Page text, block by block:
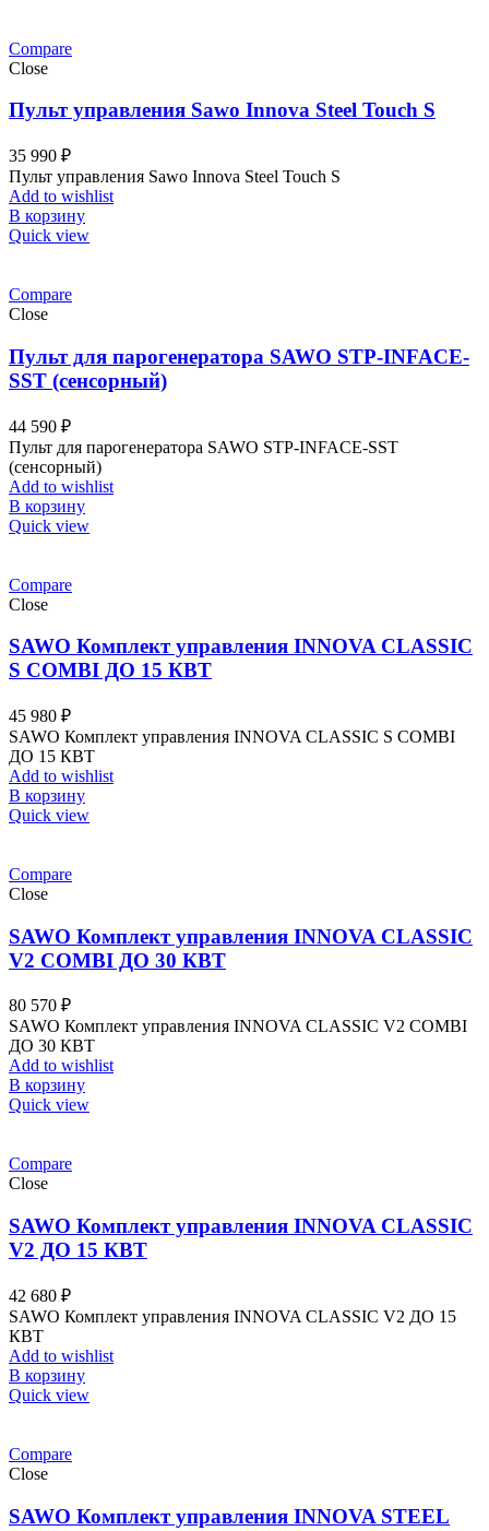
Compare
Close
Пульт управления Sawo Innova Steel Touch S
35 990 ₽
Пульт управления Sawo Innova Steel Touch S
Add to wishlist
В корзину
Quick view
Compare
Close
Пульт для парогенератора SAWO STP-INFACE-
SST (сенсорный)
44 590 ₽
Пульт для парогенератора SAWO STP-INFACE-SST
(сенсорный)
Add to wishlist
В корзину
Quick view
Compare
Close
SAWO Комплект управления INNOVA CLASSIC
S COMBI ДО 15 КВТ
45 980 ₽
SAWO Комплект управления INNOVA CLASSIC S COMBI
ДО 15 КВТ
Add to wishlist
В корзину
Quick view
Compare
Close
SAWO Комплект управления INNOVA CLASSIC
V2 COMBI ДО 30 КВТ
80 570 ₽
SAWO Комплект управления INNOVA CLASSIC V2 COMBI
ДО 30 КВТ
Add to wishlist
В корзину
Quick view
Compare
Close
SAWO Комплект управления INNOVA CLASSIC
V2 ДО 15 КВТ
42 680 ₽
SAWO Комплект управления INNOVA CLASSIC V2 ДО 15
КВТ
Add to wishlist
В корзину
Quick view
Compare
Close
SAWO Комплект управления INNOVA STEEL